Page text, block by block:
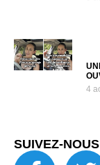
4
SUIVEZ-NOUS